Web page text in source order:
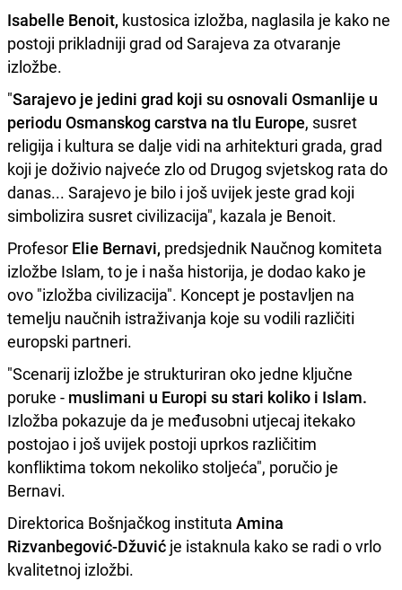
Isabelle Benoit, kustosica izložba, naglasila je kako ne
postoji prikladniji grad od Sarajeva za otvaranje
izložbe.
"Sarajevo je jedini grad koji su osnovali Osmanlije u
periodu Osmanskog carstva na tlu Europe, susret
religija i kultura se dalje vidi na arhitekturi grada, grad
koji je doživio najveće zlo od Drugog svjetskog rata do
danas... Sarajevo je bilo i još uvijek jeste grad koji
simbolizira susret civilizacija", kazala je Benoit.
Profesor Elie Bernavi, predsjednik Naučnog komiteta
izložbe Islam, to je i naša historija, je dodao kako je
ovo "izložba civilizacija". Koncept je postavljen na
temelju naučnih istraživanja koje su vodili različiti
europski partneri.
"Scenarij izložbe je strukturiran oko jedne ključne
poruke - muslimani u Europi su stari koliko i Islam.
Izložba pokazuje da je međusobni utjecaj itekako
postojao i još uvijek postoji uprkos različitim
konfliktima tokom nekoliko stoljeća", poručio je
Bernavi.
Direktorica Bošnjačkog instituta Amina
Rizvanbegović-Džuvić je istaknula kako se radi o vrlo
kvalitetnoj izložbi.